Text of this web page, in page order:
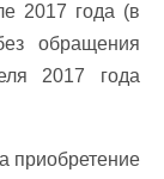
2017 года (в
обращения
2017 года
приобретение